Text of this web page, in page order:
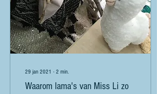
29 jan 2021 ∙ 2 min.
Waarom lama's van Miss Li zo